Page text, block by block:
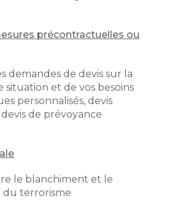
précontractuelles ou
demandes de devis sur la
situation et de vos besoins
personnalisés, devis
de prévoyance
le blanchiment et le
terrorisme